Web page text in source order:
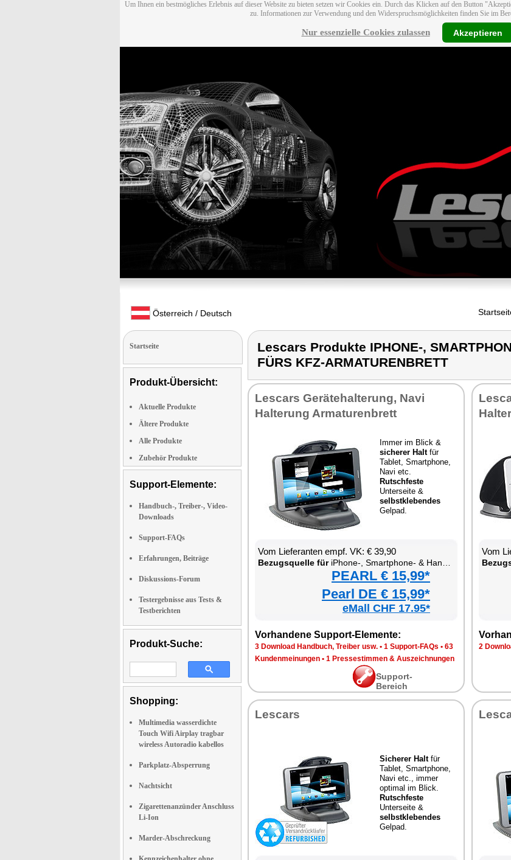
Um Ihnen ein bestmögliches Erlebnis auf dieser Website zu bieten setzen wir Cookies ein. Durch das Klicken auf den Button
zu. Informationen zur Verwendung und den Widerspruchsmöglichkeiten finden Sie im
Nur essenzielle Cookies zulassen Akzeptieren
Österreich / Deutsch
Startseite
Produkt-Übersicht:
Aktuelle Produkte
Ältere Produkte
Alle Produkte
Zubehör Produkte
Support-Elemente:
Handbuch-, Treiber-, Video-
Downloads
Support-FAQs
Erfahrungen, Beiträge
Diskussions-Forum
Testergebnisse aus Tests &
Testberichten
Produkt-Suche:
Shopping:
Multimedia wasserdichte
Touch Wifi Airplay tragbar
wireless Autoradio kabellos
Parkplatz-Absperrung
Nachtsicht
Zigarettenanzünder Anschluss
Li-Ion
Marder-Abschreckung
Lescars Produkte IPHONE-,
FÜRS KFZ-ARMATURENBRETT
Lescars Gerätehalterung, Navi
Halterung Armaturenbrett
Immer im Blick &
sicherer Haltfür
Tablet, Smartphone,
Navi etc.
Rutschfeste
Unterseite &
selbstklebendes
Gelpad.
Vom Lieferanten empf. VK: € 39,90
Bezugsquelle füriPhone-, Smartphone- & Handy-Halterung fürs Kfz-Armaturenbrett
PEARL € 15,99*
Pearl DE € 15,99*
eMall CHF 17.95*
Vorhandene Support-Elemente:
3 Download Handbuch, Treiber usw. • 1 Support-FAQs • 63
Kundenmeinungen • 1 Pressestimmen & Auszeichnungen
Support-
Bereich
Vom
2
Lescars
Sicherer Haltfür
Tablet, Smartphone,
Navi etc., immer
optimal im Blick.
Rutschfeste
Unterseite &
selbstklebendes
Gelpad.